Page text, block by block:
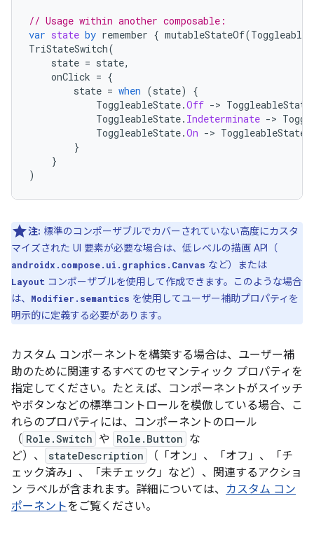
// Usage within another composable:
var state by remember { mutableStateOf(
TriStateSwitch(
state = state,
onClick = {
state = when (state)
{
ToggleableState.Off -> ToggleableState
ToggleableState. Indeterminate ->
ToggleableState.On -> ToggleableState
}
}
)
注: 標準のコンポーザブルでカバーされていない高度にカスタ
マイズされた UI 要素が必要な場合は、低レベルの描画 API（
androidx.compose.ui.graphics.Canvas など）または
Layout コンポーザブルを使用して作成できます。このような場合
は、
Modifier.semantics を使用してユーザー補助プロパティを
明示的に定義する必要があります。
カスタム コンポーネントを構築する場合は、ユーザー補
助のために関連するすべてのセマンティック プロパティを
指定してください。たとえば、コンポーネントがスイッチ
やボタンなどの標準コントロールを模倣している場合、こ
れらのプロパティには、コンポーネントのロール
（ Role.Switch や Role.Button な
ど）、
stateDescription
（「オン」、「オフ」、「チ
ェック済み」、「未チェック」など）、関連するアクショ
ン ラベルが含まれます。詳細については、 カスタム コン
ポーネントをご覧ください。